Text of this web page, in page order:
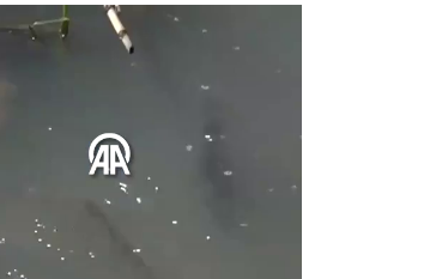
Devamını Oku ->
Taşköprü sarımsağı...
Taşköprü Belediyesince bu yıl 36'ncısı